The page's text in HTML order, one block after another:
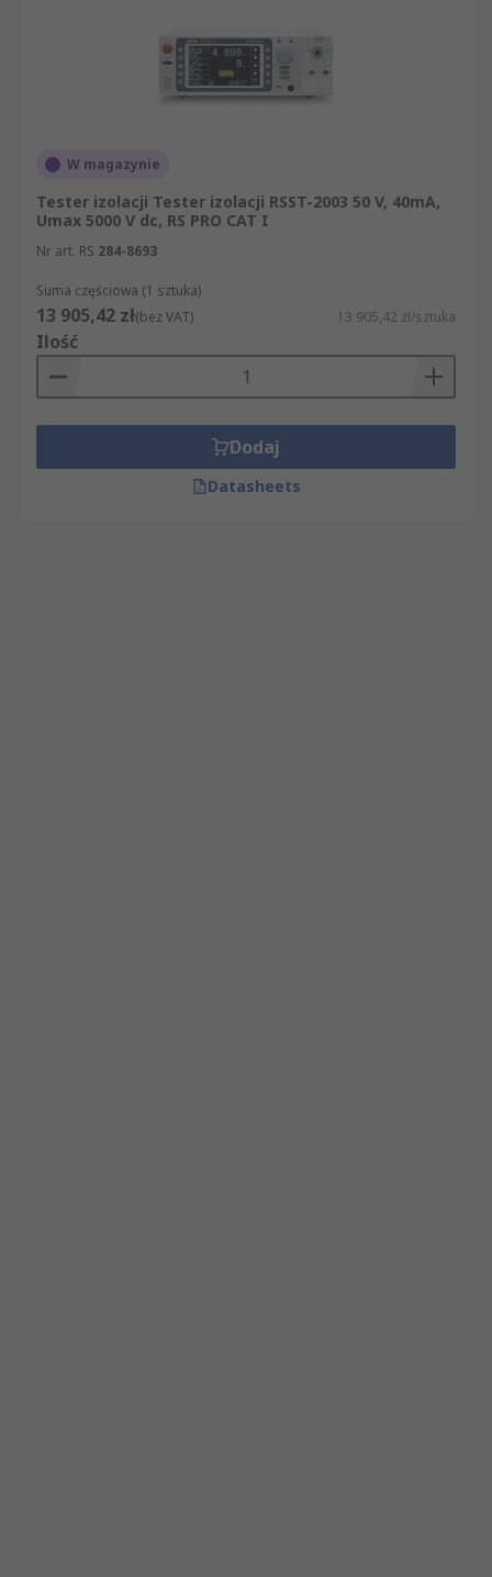
W magazynie
Tester izolacji Tester izolacji RSST-2003 50 V, 40mA,
Umax 5000 V dc, RS PRO CAT I
Nr art. RS 284-8693
Suma częściowa (1 sztuka)
13 905,42 zł(bez VAT) 13 905,42 zł/sztuka
Ilość
Dodaj
Datasheets